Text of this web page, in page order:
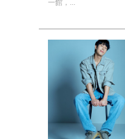
一館，...